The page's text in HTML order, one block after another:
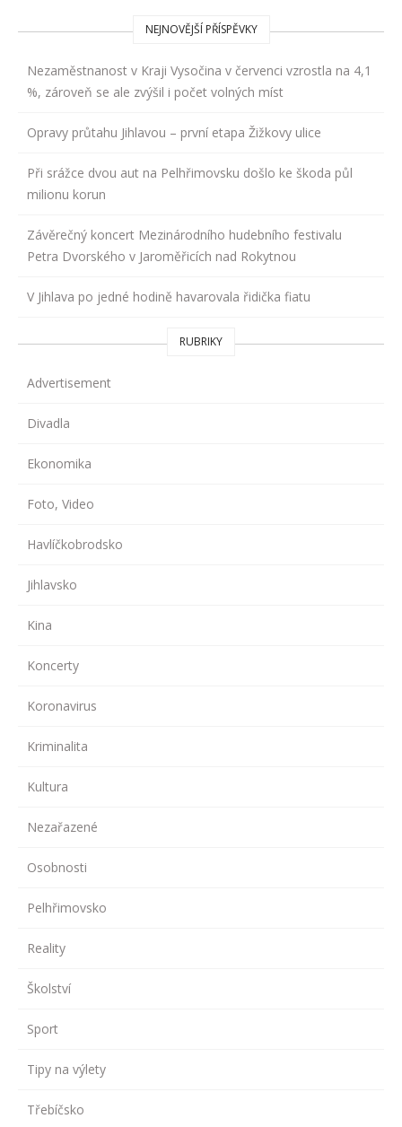
NEJNOVĚJŠÍ PŘÍSPĚVKY
Nezaměstnanost v Kraji Vysočina v červenci vzrostla na 4,1
%, zároveň se ale zvýšil i počet volných míst
Opravy průtahu Jihlavou – první etapa Žižkovy ulice
Při srážce dvou aut na Pelhřimovsku došlo ke škoda půl
milionu korun
Závěrečný koncert Mezinárodního hudebního festivalu
Petra Dvorského v Jaroměřicích nad Rokytnou
V Jihlava po jedné hodině havarovala řidička fiatu
RUBRIKY
Advertisement
Divadla
Ekonomika
Foto, Video
Havlíčkobrodsko
Jihlavsko
Kina
Koncerty
Koronavirus
Kriminalita
Kultura
Nezařazené
Osobnosti
Pelhřimovsko
Reality
Školství
Sport
Tipy na výlety
Třebíčsko